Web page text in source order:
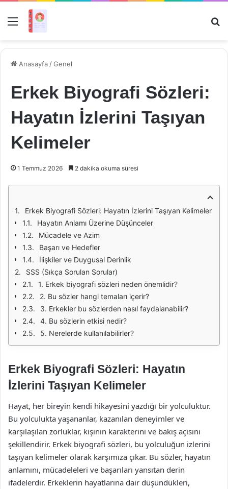
Menü
Anasayfa /Genel
Erkek Biyografi Sözleri:
Hayatın İzlerini Taşıyan
Kelimeler
1 Temmuz 2026 2 dakika okuma süresi
Erkek Biyografi Sözleri: Hayatın İzlerini Taşıyan Kelimeler
Hayatın Anlamı Üzerine Düşünceler
Mücadele ve Azim
Başarı ve Hedefler
İlişkiler ve Duygusal Derinlik
SSS (Sıkça Sorulan Sorular)
1. Erkek biyografi sözleri neden önemlidir?
2. Bu sözler hangi temaları içerir?
3. Erkekler bu sözlerden nasıl faydalanabilir?
4. Bu sözlerin etkisi nedir?
5. Nerelerde kullanılabilirler?
Erkek Biyografi Sözleri: Hayatın
İzlerini Taşıyan Kelimeler
Hayat, her bireyin kendi hikayesini yazdığı bir yolculuktur.
Bu yolculukta yaşananlar, kazanılan deneyimler ve
karşılaşılan zorluklar, kişinin karakterini ve bakış açısını
şekillendirir. Erkek biyografi sözleri, bu yolculuğun izlerini
taşıyan kelimeler olarak karşımıza çıkar. Bu sözler, hayatın
anlamını, mücadeleleri ve başarıları yansıtan derin
ifadelerdir. Erkeklerin hayatlarına dair düşündükleri,